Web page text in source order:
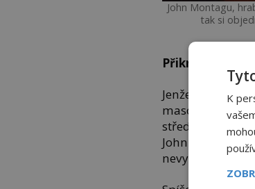
John Montagu,
tak si
Přikrášlený
Jenže historici
maso v chlebu
středověcí
John Montagu
nevynalézá.
K